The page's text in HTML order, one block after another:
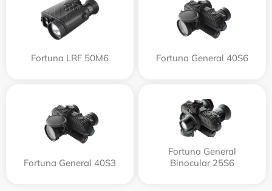
Fortuna LRF 50M6 Fortuna General 40S6
Fortuna General 40S3
Fortuna General
Binocular 25S6